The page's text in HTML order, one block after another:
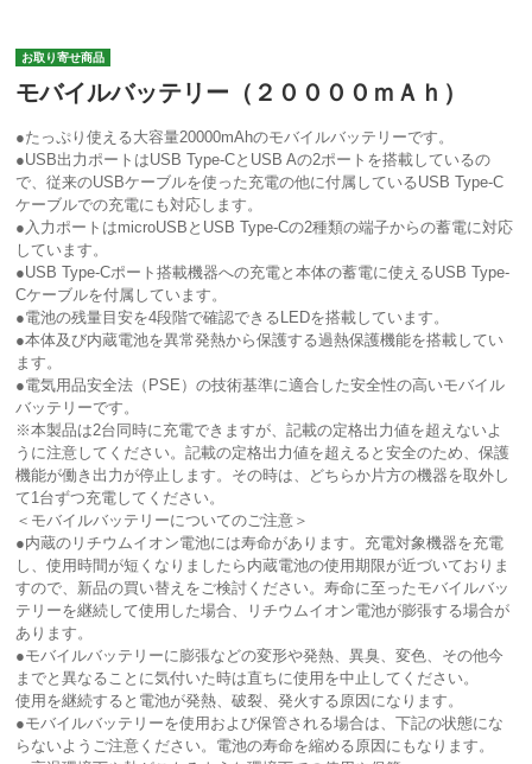
お取り寄せ商品
モバイルバッテリー（２００００ｍＡｈ）
●たっぷり使える大容量20000mAhのモバイルバッテリーです。
●USB出力ポートはUSB Type-CとUSB Aの2ポートを搭載しているの
で、従来のUSBケーブルを使った充電の他に付属しているUSB Type-C
ケーブルでの充電にも対応します。
●入力ポートはmicroUSBとUSB Type-Cの2種類の端子からの蓄電に対応
しています。
●USB Type-Cポート搭載機器への充電と本体の蓄電に使えるUSB Type-
Cケーブルを付属しています。
●電池の残量目安を4段階で確認できるLEDを搭載しています。
●本体及び内蔵電池を異常発熱から保護する過熱保護機能を搭載してい
ます。
●電気用品安全法（PSE）の技術基準に適合した安全性の高いモバイル
バッテリーです。
※本製品は2台同時に充電できますが、記載の定格出力値を超えないよ
うに注意してください。記載の定格出力値を超えると安全のため、保護
機能が働き出力が停止します。その時は、どちらか片方の機器を取外し
て1台ずつ充電してください。
＜モバイルバッテリーについてのご注意＞
●内蔵のリチウムイオン電池には寿命があります。充電対象機器を充電
し、使用時間が短くなりましたら内蔵電池の使用期限が近づいておりま
すので、新品の買い替えをご検討ください。寿命に至ったモバイルバッ
テリーを継続して使用した場合、リチウムイオン電池が膨張する場合が
あります。
●モバイルバッテリーに膨張などの変形や発熱、異臭、変色、その他今
までと異なることに気付いた時は直ちに使用を中止してください。
使用を継続すると電池が発熱、破裂、発火する原因になります。
●モバイルバッテリーを使用および保管される場合は、下記の状態にな
らないようご注意ください。電池の寿命を縮める原因にもなります。